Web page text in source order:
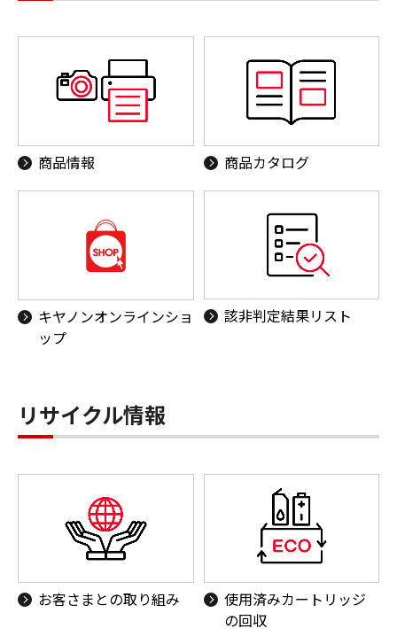
商品情報 商品カタログ
キヤノンオンラインショ
ップ
該非判定結果リスト
リサイクル情報
お客さまとの取り組み
使用済みカートリッジ
の回収